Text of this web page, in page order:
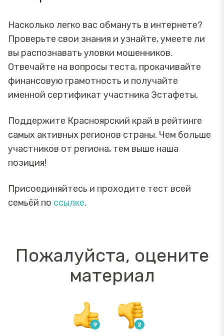
Насколько легко вас обмануть в интернете?
Проверьте свои знания и узнайте, умеете ли
вы распознавать уловки мошенников.
Отвечайте на вопросы теста, прокачивайте
финансовую грамотность и получайте
именной сертификат участника Эстафеты.
Поддержите Красноярский край в рейтинге
самых активных регионов страны. Чем больше
участников от региона, тем выше наша
позиция!
Присоединяйтесь и проходите тест всей
семьёй по ссылке.
Пожалуйста, оцените
материал